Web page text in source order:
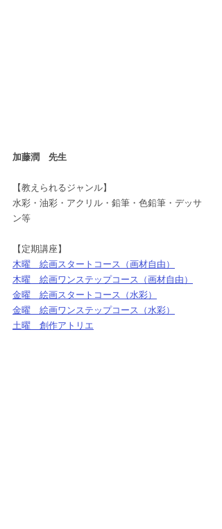
加藤潤　先生
【教えられるジャンル】
水彩・油彩・アクリル・鉛筆・色鉛筆・デッサ
ン等
【定期講座】
木曜　絵画スタートコース（画材自由）
木曜　絵画ワンステップコース（画材自由）
金曜　絵画スタートコース（水彩）
金曜　絵画ワンステップコース（水彩）
土曜　創作アトリエ